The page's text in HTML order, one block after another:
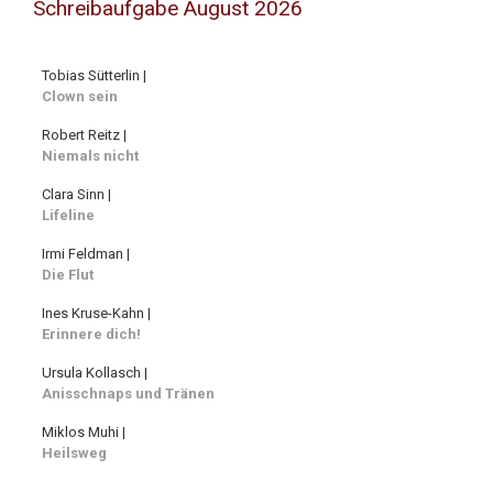
Schreibaufgabe August 2026
Tobias Sütterlin |
Clown sein
Robert Reitz |
Niemals nicht
Clara Sinn |
Lifeline
Irmi Feldman |
Die Flut
Ines Kruse-Kahn |
Erinnere dich!
Ursula Kollasch |
Anisschnaps und Tränen
Miklos Muhi |
Heilsweg